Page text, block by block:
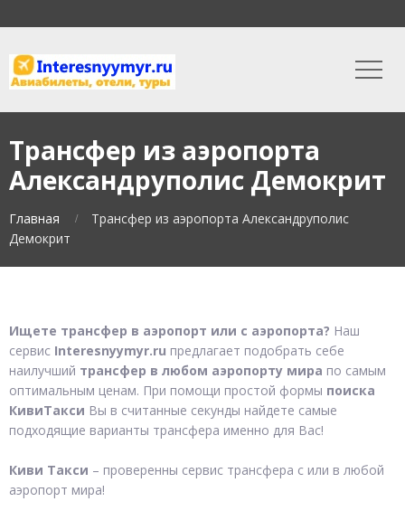
Трансфер из аэропорта
Александруполис Демокрит
Главная
Трансфер из аэропорта Александруполис
Демокрит
Ищете трансфер в аэропорт или с аэропорта? Наш
сервис Interesnyymyr.ru предлагает подобрать себе
наилучший трансфер в любом аэропорту мира по самым
оптимальным ценам. При помощи простой формы поиска
КивиТакси Вы в считанные секунды найдете самые
подходящие варианты трансфера именно для Вас!
Киви Такси – проверенны сервис трансфера с или в любой
аэропорт мира!